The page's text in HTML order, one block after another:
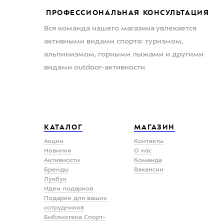
ПРОФЕССИОНАЛЬНАЯ КОНСУЛЬТАЦИЯ
Вся команда нашего магазина увлекается
активными видами спорта: туризмом,
альпинизмом, горными лыжами и другими
видами outdoor-активности
КАТАЛОГ
Акции
Новинки
Активности
Бренды
Лукбук
Идеи подарков
Подарки для ваших
сотрудников
Библиотека Спорт-
МАГАЗИН
Контакты
О нас
Команда
Вакансии